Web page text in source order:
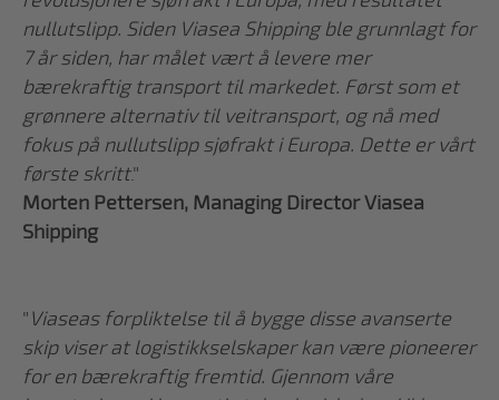
nullutslipp. Siden Viasea Shipping ble grunnlagt for
7 år siden, har målet vært å levere mer
bærekraftig transport til markedet. Først som et
grønnere alternativ til veitransport, og nå med
fokus på nullutslipp sjøfrakt i Europa. Dette er vårt
første skritt."
Morten Pettersen, Managing Director Viasea
Shipping
"Viaseas forpliktelse til å bygge disse avanserte
skip viser at logistikkselskaper kan være pioneerer
for en bærekraftig fremtid. Gjennom våre